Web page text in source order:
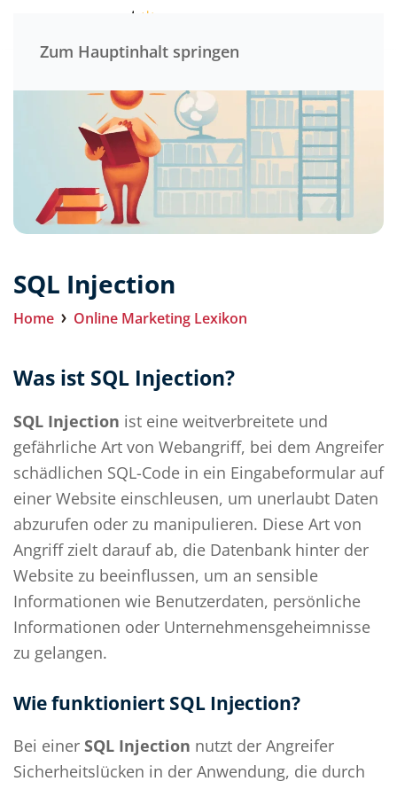
Zum Hauptinhalt springen
SQL Injection
Home Online Marketing Lexikon
Was ist SQL Injection?
SQL Injection ist eine weitverbreitete und
gefährliche Art von Webangriff, bei dem Angreifer
schädlichen SQL-Code in ein Eingabeformular auf
einer Website einschleusen, um unerlaubt Daten
abzurufen oder zu manipulieren. Diese Art von
Angriff zielt darauf ab, die Datenbank hinter der
Website zu beeinflussen, um an sensible
Informationen wie Benutzerdaten, persönliche
Informationen oder Unternehmensgeheimnisse
zu gelangen.
Wie funktioniert SQL Injection?
Bei einer SQL Injection nutzt der Angreifer
Sicherheitslücken in der Anwendung, die durch